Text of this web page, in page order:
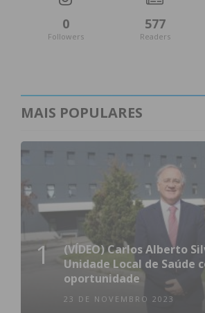
0
Followers
577
Readers
MAIS POPULARES
1
(VÍDEO) Carlos Alberto
Unidade Local de Saúde
oportunidade
23 DE NOVEMBRO 2023